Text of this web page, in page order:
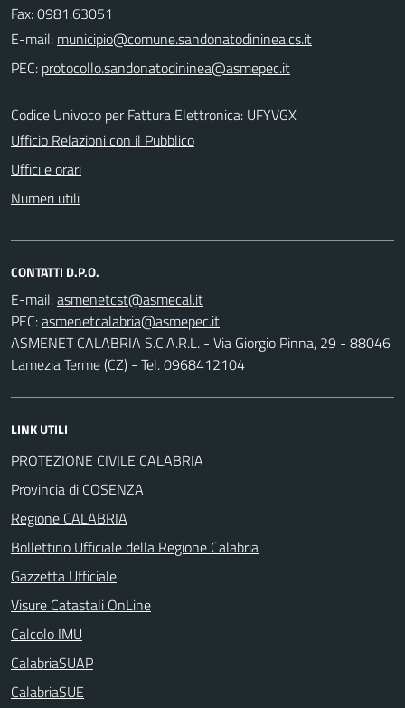
Fax: 0981.63051
E-mail:
PEC:
Codice Univoco per Fattura Elettronica: UFYVGX
Ufficio Relazioni con il Pubblico
Uffici e orari
Numeri utili
CONTATTI D.P.O.
E-mail:
PEC:
ASMENET CALABRIA S.C.A.R.L. - Via Giorgio Pinna, 29 - 88046
Lamezia Terme (CZ) - Tel. 0968412104
LINK UTILI
PROTEZIONE CIVILE CALABRIA
Provincia di COSENZA
Regione CALABRIA
Bollettino Ufficiale della Regione Calabria
Gazzetta Ufficiale
Visure Catastali OnLine
Calcolo IMU
CalabriaSUAP
CalabriaSUE